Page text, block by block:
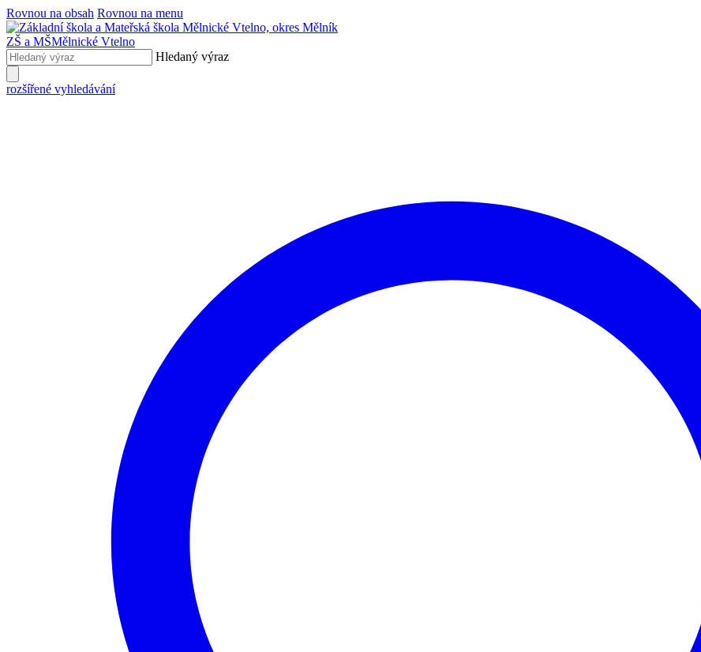
Rovnou na obsah Rovnou na menu
ZŠ a MŠMělnické Vtelno
Hledaný výraz
rozšířené vyhledávání